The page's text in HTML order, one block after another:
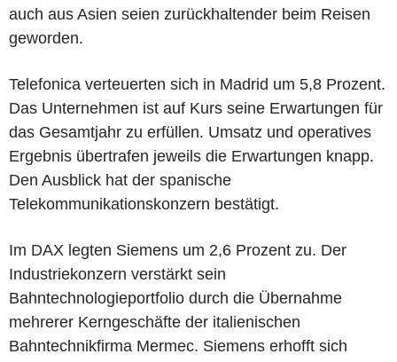
auch aus Asien seien zurückhaltender beim Reisen
geworden.
Telefonica verteuerten sich in Madrid um 5,8 Prozent.
Das Unternehmen ist auf Kurs seine Erwartungen für
das Gesamtjahr zu erfüllen. Umsatz und operatives
Ergebnis übertrafen jeweils die Erwartungen knapp.
Den Ausblick hat der spanische
Telekommunikationskonzern bestätigt.
Im DAX legten Siemens um 2,6 Prozent zu. Der
Industriekonzern verstärkt sein
Bahntechnologieportfolio durch die Übernahme
mehrerer Kerngeschäfte der italienischen
Bahntechnikfirma Mermec. Siemens erhofft sich